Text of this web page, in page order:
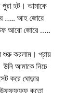
পুরা হট। আমাকে
….. আহ জোরে
আরো জোরে …..
শুরু করলাম। প্রায়
উনি আমাকে নিচে
করে ঘোড়ার
উফফফফফ কতো